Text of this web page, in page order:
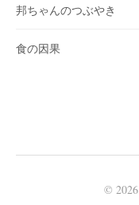
邦ちゃんのつぶやき
食の因果
© 2026